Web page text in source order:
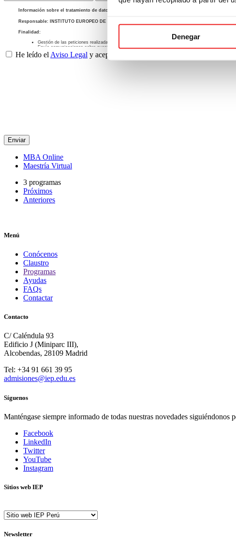
Denegar
Información sobre el tratamiento de datos personales de nuestros usuarios WEB
Responsable: INSTITUTO EUROPEO DE POSGRADO, S.L.
Finalidad:
Gestión de las peticiones realizadas a través de nuestros formularios
Envío comunicaciones sobre nuestras actividades
+info
Información adicional: Puede consultar información adicional y detallada sobre Protección de
He leído el Aviso Legal y acepto la
MBA Online
Maestría Virtual
3 programas
Próximos
Anteriores
Menú
Conócenos
Claustro
Programas
Ayudas
FAQs
Contactar
Contacto
C/ Caléndula 93
Edificio J (Miniparc III),
Alcobendas, 28109 Madrid
Tel: +34 91 661 39 95
admisiones@iep.edu.es
Síguenos
Manténgase siempre informado de todas nuestras novedades siguiéndonos
Facebook
LinkedIn
Twitter
YouTube
Instagram
Sitios web IEP
Newsletter